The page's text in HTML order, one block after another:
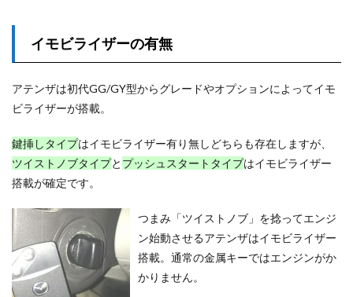
イモビライザーの有無
アテンザは初代GG/GY型からグレードやオプションによってイモ
ビライザーが搭載。
鍵挿しタイプはイモビライザー有り無しどちらも存在しますが、
ツイストノブタイプと プッシュスタートタイプはイモビライザー
搭載が確定です。
つまみ「ツイストノブ」を捻ってエンジ
ン始動させるアテンザはイモビライザー
搭載。通常の金属キーではエンジンがか
かりません。